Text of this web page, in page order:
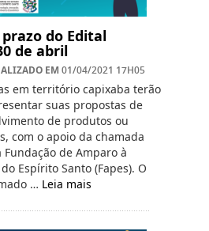
do Edital
de abril
EM 01/04/2021 17H05
em território capixaba terão
suas propostas de
de produtos ou
com o apoio da chamada
de Amparo à
Espírito Santo (Fapes). O
… Leia mais